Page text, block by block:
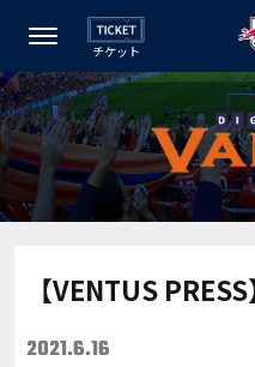
チケット
【VENTUS
2021.6.16